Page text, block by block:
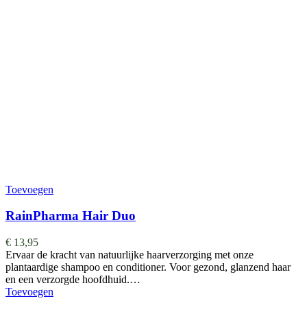
Toevoegen
RainPharma Hair Duo
€ 13,95
Ervaar de kracht van natuurlijke haarverzorging met onze
plantaardige shampoo en conditioner. Voor gezond, glanzend haar
en een verzorgde hoofdhuid.…
Toevoegen